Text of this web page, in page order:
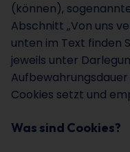
(können),
Abschnitt „Von uns
unten im Text finden
jeweils unter
Aufbewahrungsdauer
Cookies setzt und
Was sind Cookies?